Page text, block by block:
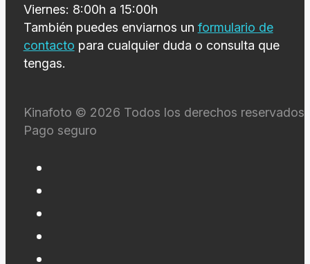
Viernes: 8:00h a 15:00h
También puedes enviarnos un formulario de
contacto para cualquier duda o consulta que
tengas.
Kinafoto © 2026 Todos los derechos reservados
Pago seguro